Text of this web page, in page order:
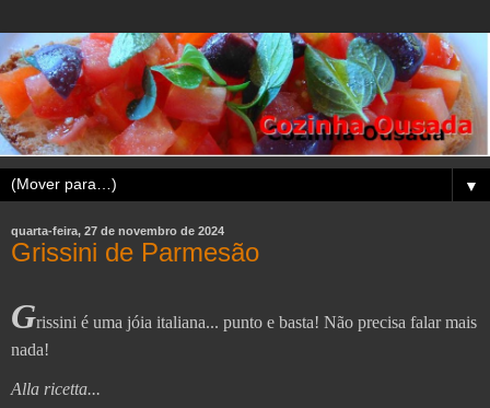
▼
quarta-feira, 27 de novembro de 2024
Grissini de Parmesão
Grissini é uma jóia italiana... punto e basta! Não precisa falar mais
nada!
Alla ricetta...